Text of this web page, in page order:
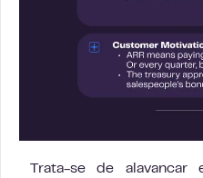
Trata-se de alavancar